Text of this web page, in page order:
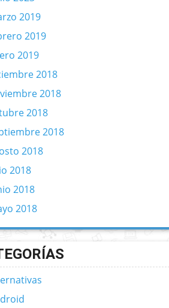
2019
2019
2019
2018
2018
2018
2018
2018
2018
2018
2018